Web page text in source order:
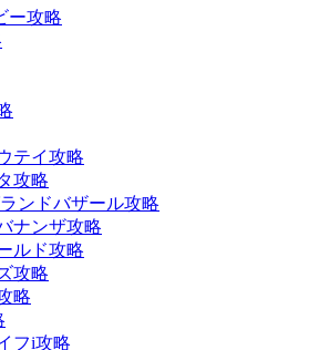
ー攻略
テイ攻略
攻略
ンドバザール攻略
ナンザ攻略
ルド攻略
攻略
略
フi攻略